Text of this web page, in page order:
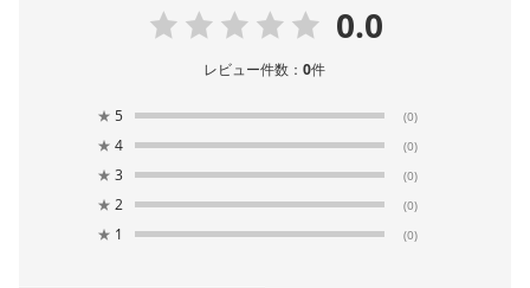
0.0
レビュー件数：0件
★ 5 (0)
★ 4 (0)
★ 3 (0)
★ 2 (0)
★ 1 (0)